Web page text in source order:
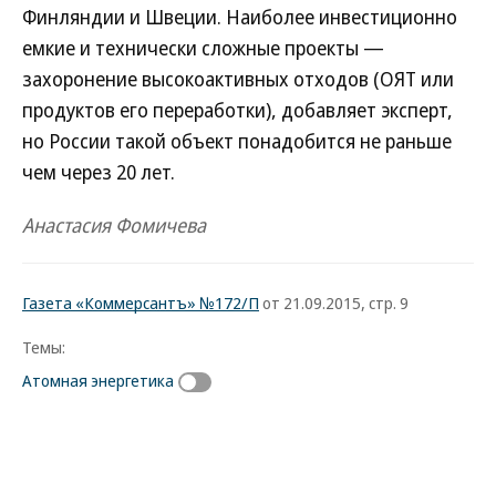
Финляндии и Швеции. Наиболее инвестиционно
емкие и технически сложные проекты —
захоронение высокоактивных отходов (ОЯТ или
продуктов его переработки), добавляет эксперт,
но России такой объект понадобится не раньше
чем через 20 лет.
Анастасия Фомичева
Газета «Коммерсантъ» №172/П от 21.09.2015, стр. 9
Темы:
Атомная энергетика